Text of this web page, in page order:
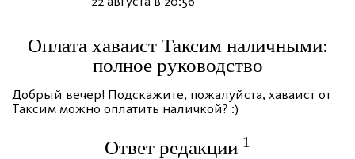
Оплата хаваист Таксим наличными:
полное руководство
Добрый вечер! Подскажите, пожалуйста, хаваист от
Таксим можно оплатить наличкой? :)
Ответ редакции 1